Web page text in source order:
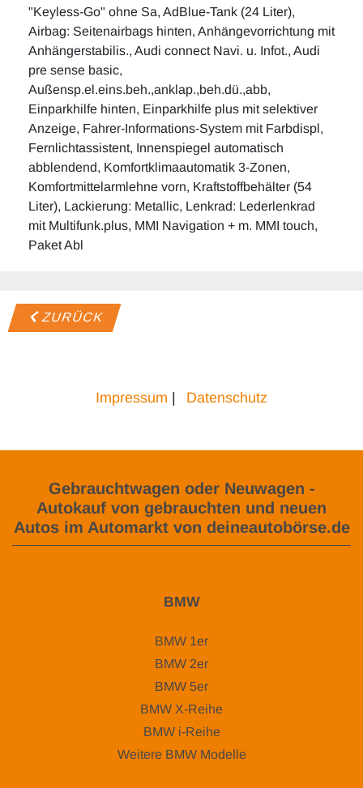
"Keyless-Go" ohne Sa, AdBlue-Tank (24 Liter),
Airbag: Seitenairbags hinten, Anhängevorrichtung mit
Anhängerstabilis., Audi connect Navi. u. Infot., Audi
pre sense basic,
Außensp.el.eins.beh.,anklap.,beh.dü.,abb,
Einparkhilfe hinten, Einparkhilfe plus mit selektiver
Anzeige, Fahrer-Informations-System mit Farbdispl,
Fernlichtassistent, Innenspiegel automatisch
abblendend, Komfortklimaautomatik 3-Zonen,
Komfortmittelarmlehne vorn, Kraftstoffbehälter (54
Liter), Lackierung: Metallic, Lenkrad: Lederlenkrad
mit Multifunk.plus, MMI Navigation + m. MMI touch,
Paket Abl
ZURÜCK
Impressum | Datenschutz
Gebrauchtwagen oder Neuwagen -
Autokauf von gebrauchten und neuen
Autos im Automarkt von deineautobörse.de
BMW
BMW 1er
BMW 2er
BMW 5er
BMW X-Reihe
BMW i-Reihe
Weitere BMW Modelle